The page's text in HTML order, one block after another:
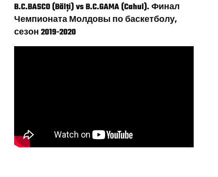
B.C.BASCO (Bălți) vs B.C.GAMA (Cahul). Финал
Чемпионата Молдовы по баскетболу,
сезон 2019-2020